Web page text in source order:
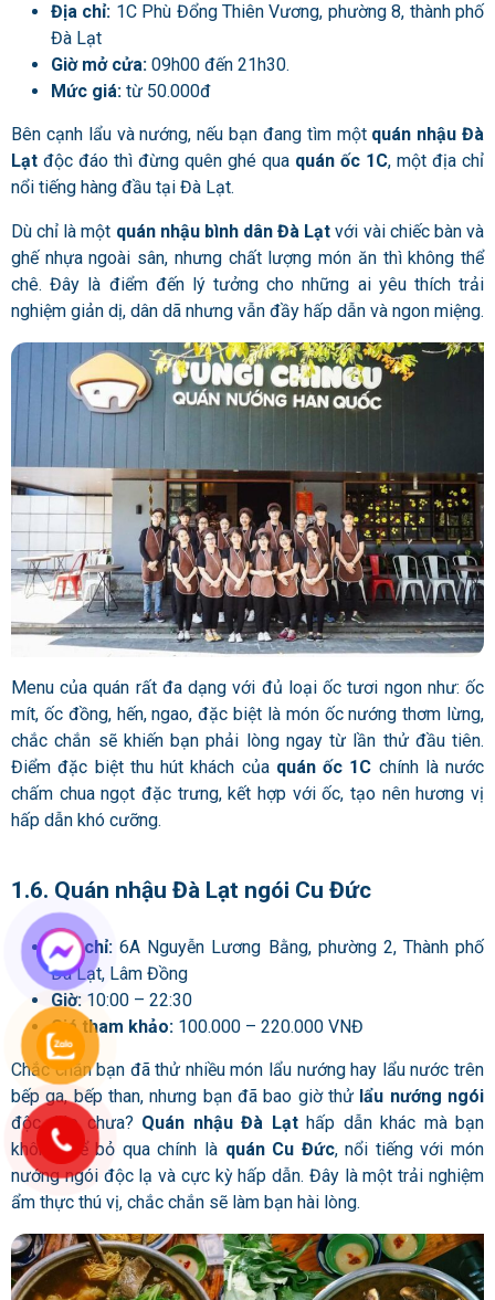
Địa chỉ: 1C Phù Đổng Thiên Vương, phường 8, thành phố
Đà Lạt
Giờ mở cửa: 09h00 đến 21h30.
Mức giá: từ 50.000đ
Bên cạnh lẩu và nướng, nếu bạn đang tìm một quán nhậu Đà
Lạt độc đáo thì đừng quên ghé qua quán ốc 1C, một địa chỉ
nổi tiếng hàng đầu tại Đà Lạt.
Dù chỉ là một quán nhậu bình dân Đà Lạt với vài chiếc bàn và
ghế nhựa ngoài sân, nhưng chất lượng món ăn thì không thể
chê. Đây là điểm đến lý tưởng cho những ai yêu thích trải
nghiệm giản dị, dân dã nhưng vẫn đầy hấp dẫn và ngon miệng.
Menu của quán rất đa dạng với đủ loại ốc tươi ngon như: ốc
mít, ốc đồng, hến, ngao, đặc biệt là món ốc nướng thơm lừng,
chắc chắn sẽ khiến bạn phải lòng ngay từ lần thử đầu tiên.
Điểm đặc biệt thu hút khách của quán ốc 1C chính là nước
chấm chua ngọt đặc trưng, kết hợp với ốc, tạo nên hương vị
hấp dẫn khó cưỡng.
1.6. Quán nhậu Đà Lạt ngói Cu Đức
Địa chỉ: 6A Nguyễn Lương Bằng, phường 2, Thành phố
Đà Lạt, Lâm Đồng
Giờ: 10:00 – 22:30
Giá tham khảo: 100.000 – 220.000 VNĐ
Chắc chắn bạn đã thử nhiều món lẩu nướng hay lẩu nước trên
bếp ga, bếp than, nhưng bạn đã bao giờ thử lẩu nướng ngói
độc đáo chưa? Quán nhậu Đà Lạthấp dẫn khác mà bạn
không thể bỏ qua chính là quán Cu Đức, nổi tiếng với món
nướng ngói độc lạ và cực kỳ hấp dẫn. Đây là một trải nghiệm
ẩm thực thú vị, chắc chắn sẽ làm bạn hài lòng.